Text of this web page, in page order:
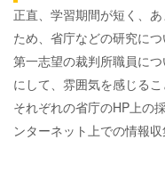
正直、学習期間が短く、
ため、省庁などの研究に
第一志望の裁判所職員に
にして、雰囲気を感じる
それぞれの省庁のHP上の
ンターネット上での情報収